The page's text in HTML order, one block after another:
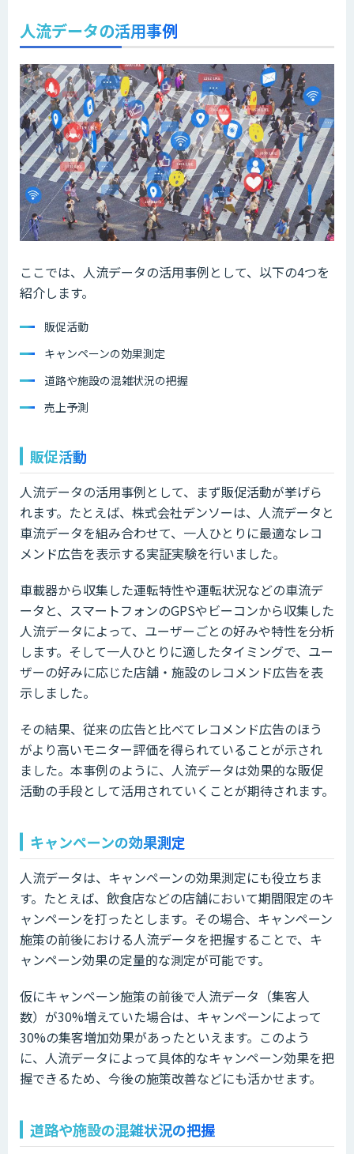
人流データの活用事例
ここでは、人流データの活用事例として、以下の4つを
紹介します。
販促活動
キャンペーンの効果測定
道路や施設の混雑状況の把握
売上予測
販促活動
人流データの活用事例として、まず販促活動が挙げら
れます。たとえば、株式会社デンソーは、人流データと
車流データを組み合わせて、一人ひとりに最適なレコ
メンド広告を表示する実証実験を行いました。
車載器から収集した運転特性や運転状況などの車流デ
ータと、スマートフォンのGPSやビーコンから収集した
人流データによって、ユーザーごとの好みや特性を分析
します。そして一人ひとりに適したタイミングで、ユー
ザーの好みに応じた店舗・施設のレコメンド広告を表
示しました。
その結果、従来の広告と比べてレコメンド広告のほう
がより高いモニター評価を得られていることが示され
ました。本事例のように、人流データは効果的な販促
活動の手段として活用されていくことが期待されます。
キャンペーンの効果測定
人流データは、キャンペーンの効果測定にも役立ちま
す。たとえば、飲食店などの店舗において期間限定のキ
ャンペーンを打ったとします。その場合、キャンペーン
施策の前後における人流データを把握することで、キ
ャンペーン効果の定量的な測定が可能です。
仮にキャンペーン施策の前後で人流データ（集客人
数）が30%増えていた場合は、キャンペーンによって
30%の集客増加効果があったといえます。このよう
に、人流データによって具体的なキャンペーン効果を把
握できるため、今後の施策改善などにも活かせます。
道路や施設の混雑状況の把握